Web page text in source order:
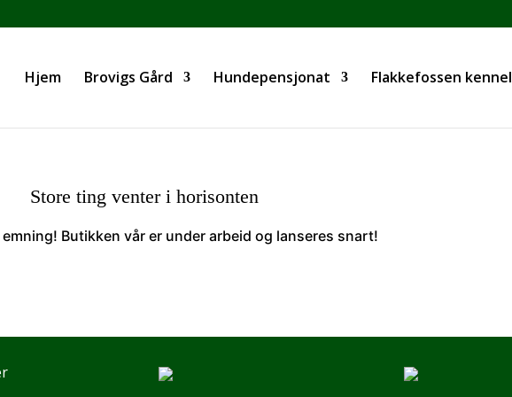
Hjem Brovigs Gård Hundepensjonat Flakkefossen kennel
Store ting venter i horisonten
Butikken vår er under arbeid og lanseres snart!